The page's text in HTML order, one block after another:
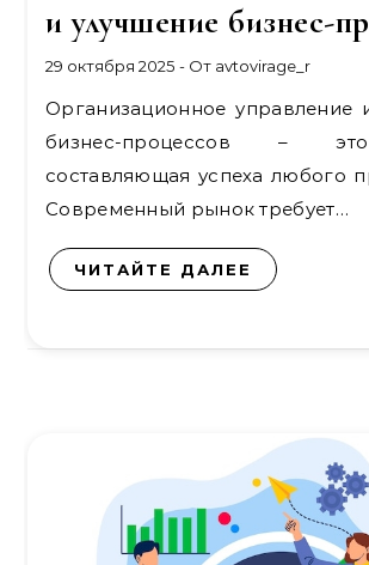
и улучшение бизнес-
29 октября 2025 - От avtovirage_r
Организационное управление и улучшение
бизнес-процессов –
составляющая успеха любого
Современный рынок требует…
ЧИТАЙТЕ ДАЛЕЕ